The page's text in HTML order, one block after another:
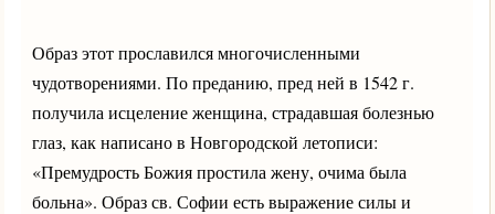
Образ этот прославился многочисленными
чудотворениями. По преданию, пред ней в 1542 г.
получила исцеление женщина, страдавшая болезнью
глаз, как написано в Новгородской летописи:
«Премудрость Божия простила жену, очима была
больна». Образ св. Софии есть выражение силы и